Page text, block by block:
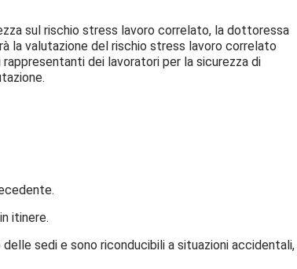
sul rischio stress lavoro correlato, la dottoressa
la valutazione del rischio stress lavoro correlato
dei lavoratori per la sicurezza di
itinere.
sedi e sono riconducibili a situazioni accidentali,